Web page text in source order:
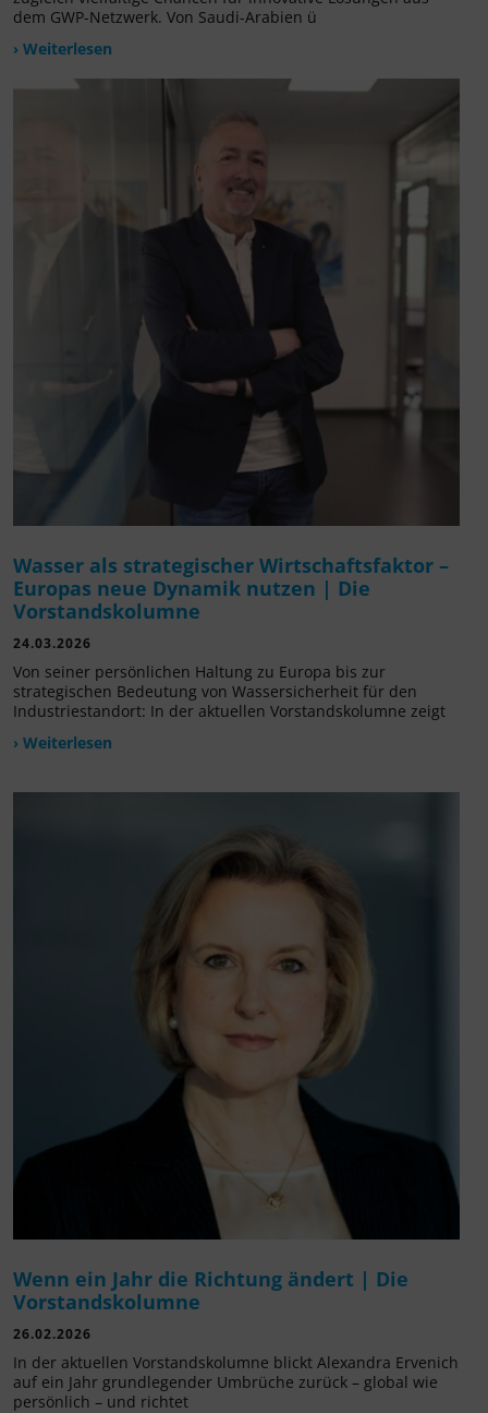
dem GWP-Netzwerk. Von Saudi-Arabien ü
› Weiterlesen
Wasser als strategischer Wirtschaftsfaktor –
Europas neue Dynamik nutzen | Die
Vorstandskolumne
24.03.2026
Von seiner persönlichen Haltung zu Europa bis zur
strategischen Bedeutung von Wassersicherheit für den
Industriestandort: In der aktuellen Vorstandskolumne zeigt
› Weiterlesen
Wenn ein Jahr die Richtung ändert | Die
Vorstandskolumne
26.02.2026
In der aktuellen Vorstandskolumne blickt Alexandra Ervenich
auf ein Jahr grundlegender Umbrüche zurück – global wie
persönlich – und richtet